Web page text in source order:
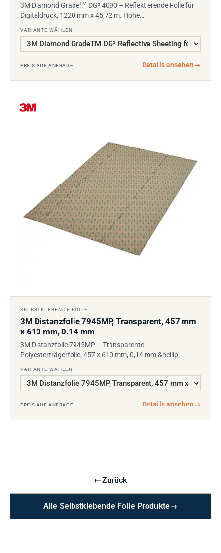
3M Diamond GradeTM DG³ 4090 – Reflektierende Folie für
Digitaldruck, 1220 mm x 45,72 m. Hohe…
VARIANTE WÄHLEN
PREIS AUF ANFRAGE Details ansehen→
SELBSTKLEBENDE FOLIE
3M Distanzfolie 7945MP, Transparent, 457 mm
x 610 mm, 0.14 mm
3M Distanzfolie 7945MP – Transparente
Polyesterträgerfolie, 457 x 610 mm, 0,14 mm,&hellip;
VARIANTE WÄHLEN
PREIS AUF ANFRAGE Details ansehen→
←Zurück
Alle Selbstklebende Folie Produkte→